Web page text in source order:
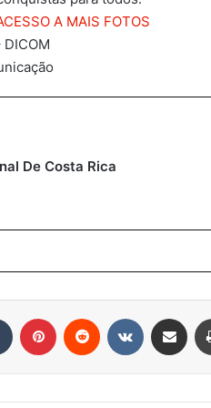
A MAIS FOTOS
De Costa Rica
Tumblr Pinterest Reddit Compartilhar via e-mail